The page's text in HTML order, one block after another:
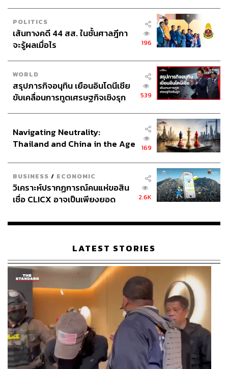
POLITICS
เส้นทางคดี 44 สส. ในชั้นศาลฎีกา
จะรู้ผลเมื่อไร
196
WORLD
สรุปภารกิจอนุทิน เยือนอินโดนีเซีย
ขับเคลื่อนการทูตเศรษฐกิจเชิงรุก
539
Navigating Neutrality:
Thailand and China in the Age
169
BUSINESS / ECONOMIC
วิเคราะห์ปรากฏการณ์คนแห่ขอสิน
เชื่อ CLICX อาจเป็นเพียงยอด
เรือนไทยที่ถูกซุกไว้
2.6K
LATEST STORIES